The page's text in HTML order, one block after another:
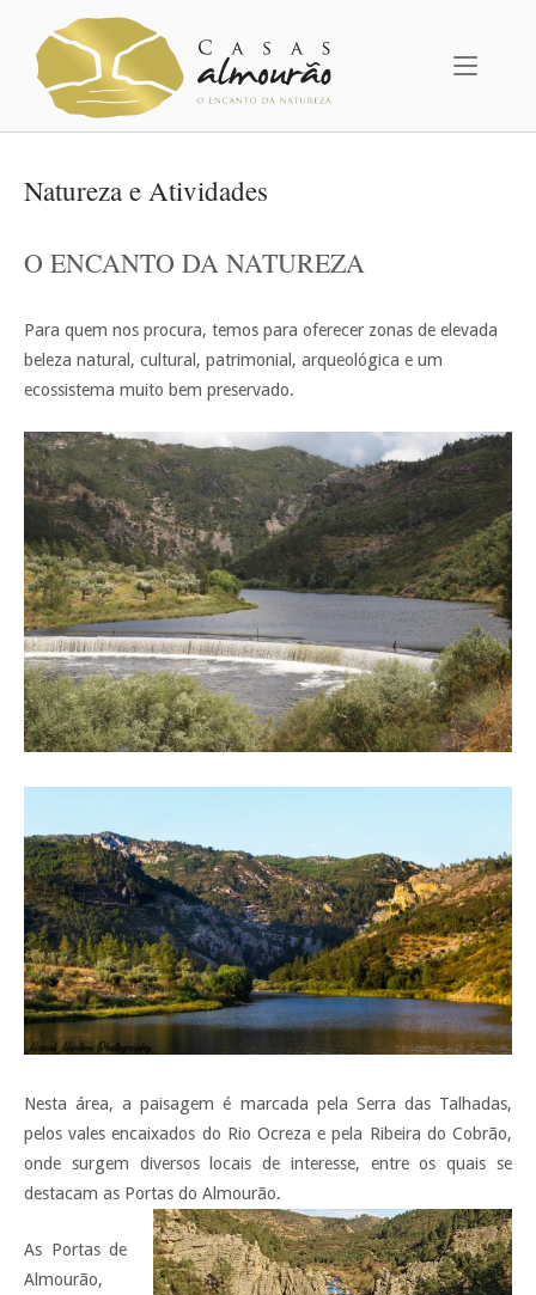
content
Natureza e Atividades
O ENCANTO DA NATUREZA
Para quem nos procura, temos para oferecer zonas de elevada
beleza natural, cultural, patrimonial, arqueológica e um
ecossistema muito bem preservado.
Nesta área, a paisagem é marcada pela Serra das Talhadas,
pelos vales encaixados do Rio Ocreza e pela Ribeira do Cobrão,
onde surgem diversos locais de interesse, entre os quais se
destacam as Portas do Almourão.
As Portas de
Almourão,